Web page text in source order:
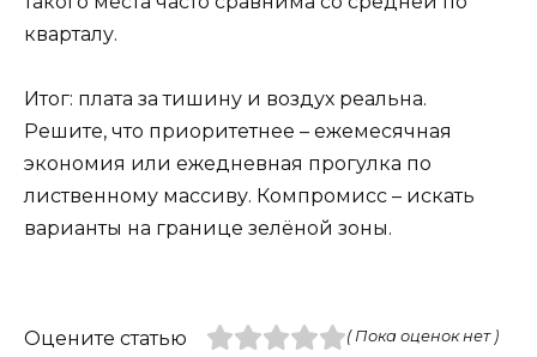
кварталу.
Итог: плата за тишину и воздух реальна.
Решите, что приоритетнее – ежемесячная
экономия или ежедневная прогулка по
лиственному массиву. Компромисс – искать
варианты на границе зелёной зоны.
Оцените статью ( Пока оценок нет )